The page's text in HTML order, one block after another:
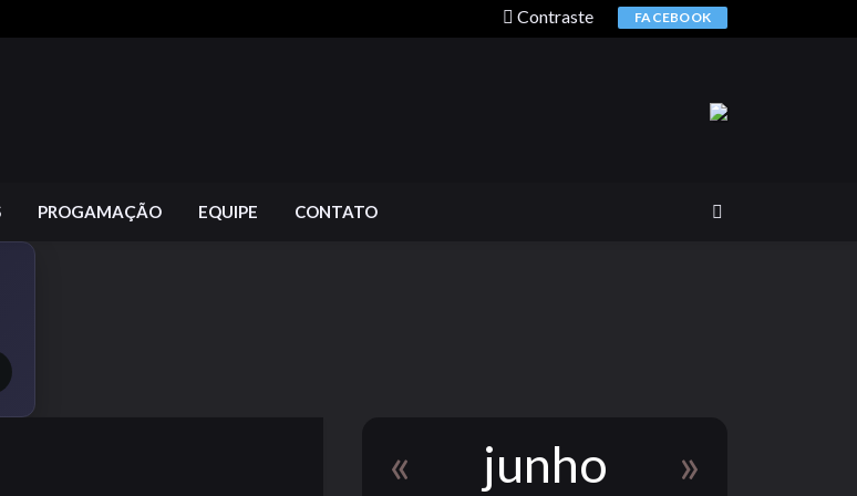
Contraste FACEBOOK
PROGAMAÇÃO EQUIPE CONTATO
« junho »